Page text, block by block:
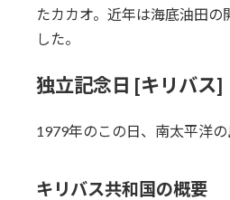
たカカオ。近年は海底油田
した。
独立記念日 [キリバス]
1979年のこの日、南太平洋
キリバス共和国 の概要